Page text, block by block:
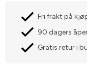
Fri frakt på
90 dagers
Gratis retur i